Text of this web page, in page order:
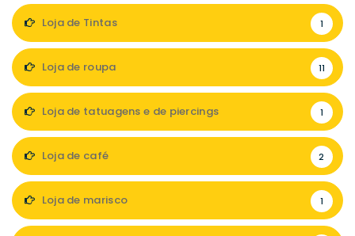
Loja de Tintas 1
Loja de roupa 11
Loja de tatuagens e de piercings 1
Loja de café 2
Loja de marisco 1